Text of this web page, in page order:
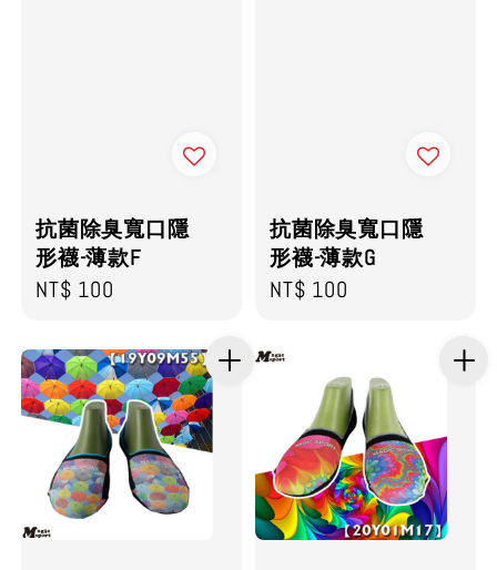
抗菌除臭寬口隱
形襪-薄款F
Regular
NT$ 100
抗菌除臭寬口隱
形襪-薄款G
Regular
NT$ 100